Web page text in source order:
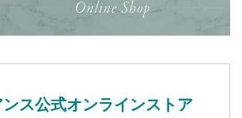
ス公式オンラインストア